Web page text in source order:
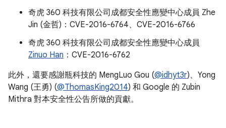
奇虎 360 科技有限公司成都安全性應變中心成員 Zhe
Jin (金哲)：CVE-2016-6764、CVE-2016-6766
奇虎 360 科技有限公司成都安全性應變中心成員
Zinuo Han ：CVE-2016-6762
此外，還要感謝瓶科技的 MengLuo Gou (@idhyt3r)、Yong
Wang (王勇) (@ThomasKing2014) 和 Google 的 Zubin
Mithra 對本安全性公告所做的貢獻。